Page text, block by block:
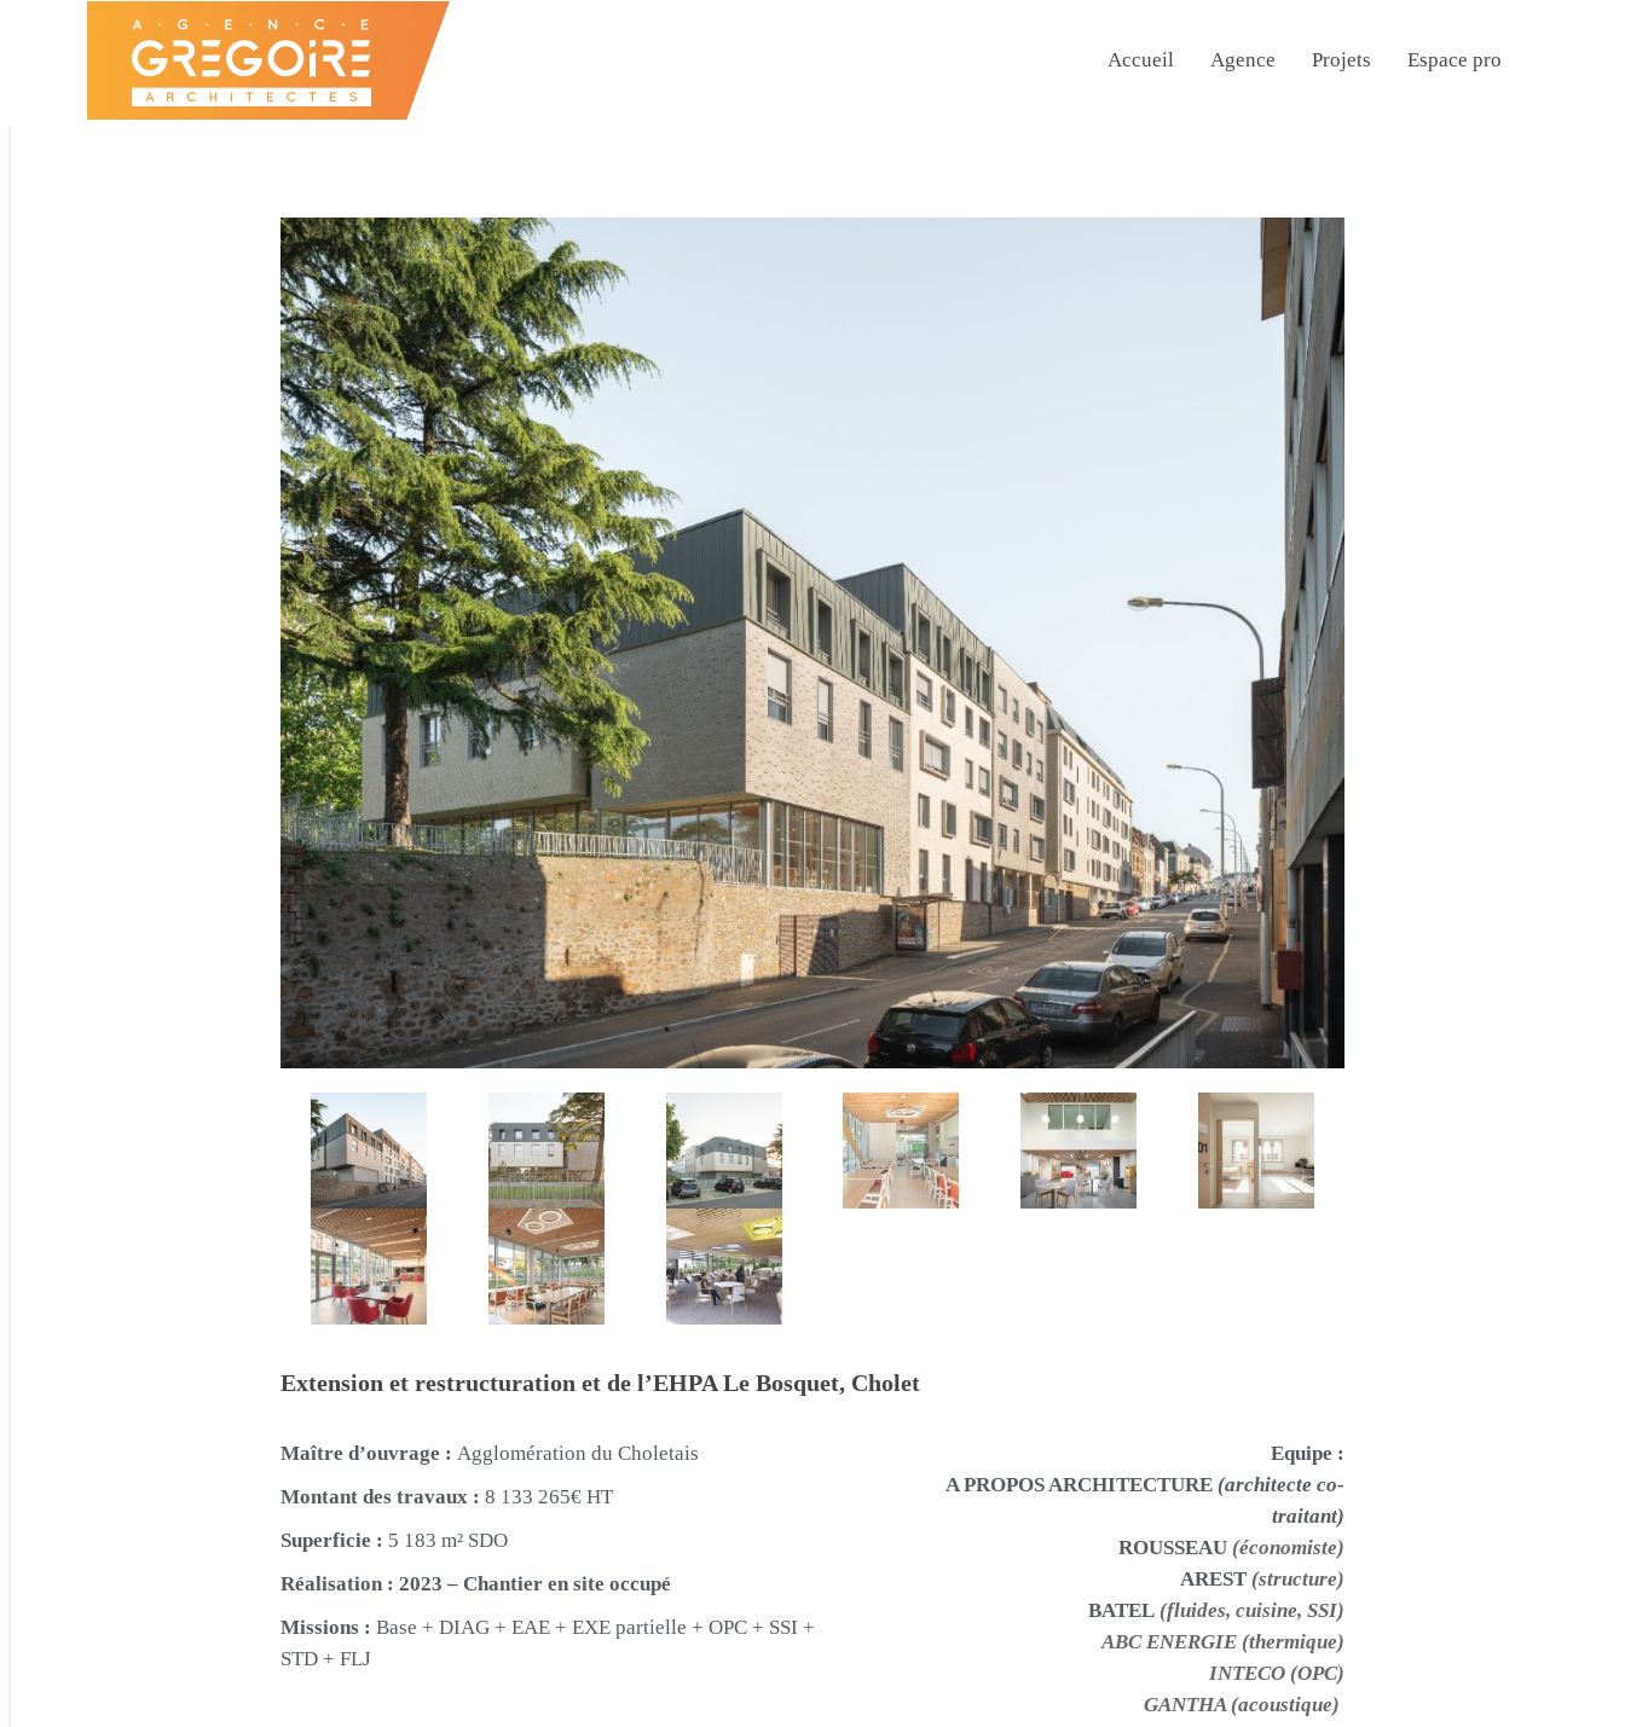
Accueil Agence Projets Espace pro
Extension et restructuration et de l’EHPA Le Bosquet, Cholet
Maître d’ouvrage : Agglomération du Choletais
Montant des travaux : 8 133 265€ HT
Superficie : 5 183 m² SDO
Réalisation : 2023 – Chantier en site occupé
Missions : Base + DIAG + EAE + EXE partielle + OPC + SSI +
STD + FLJ
Equipe :
A PROPOS ARCHITECTURE (architecte co-
traitant)
ROUSSEAU (économiste)
AREST (structure)
BATEL (fluides, cuisine, SSI)
ABC ENERGIE (thermique)
INTECO (OPC)
GANTHA (acoustique)